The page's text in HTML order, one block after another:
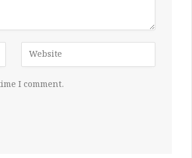
I comment.